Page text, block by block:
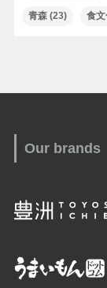
青森(23) 食
Our brands